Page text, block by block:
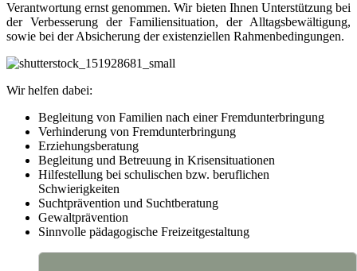
Verantwortung ernst genommen. Wir bieten Ihnen Unterstützung bei
der Verbesserung der Familiensituation, der Alltagsbewältigung,
sowie bei der Absicherung der existenziellen Rahmenbedingungen.
Wir helfen dabei:
Begleitung von Familien nach einer Fremdunterbringung
Verhinderung von Fremdunterbringung
Erziehungsberatung
Begleitung und Betreuung in Krisensituationen
Hilfestellung bei schulischen bzw. beruflichen
Schwierigkeiten
Suchtprävention und Suchtberatung
Gewaltprävention
Sinnvolle pädagogische Freizeitgestaltung